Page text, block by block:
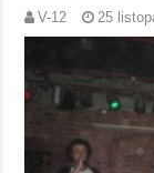
V-12 25